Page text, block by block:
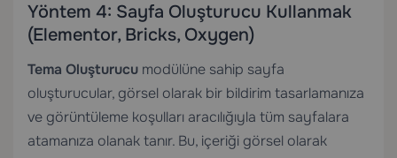
Yöntem 4: Sayfa Oluşturucu Kullanmak
(Elementor, Bricks, Oxygen)
Tema Oluşturucu modülüne sahip sayfa
oluşturucular, görsel olarak bir bildirim tasarlamanıza
ve görüntüleme koşulları aracılığıyla tüm sayfalara
atamanıza olanak tanır. Bu, içeriği görsel olarak